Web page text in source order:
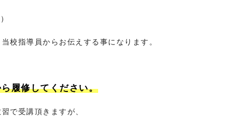
校指導員からお伝えする事になります。
履修してください。
で受講頂きますが、